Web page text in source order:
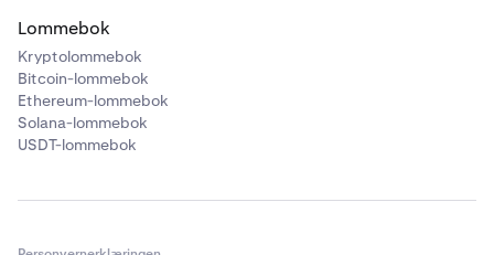
Lommebok
Kryptolommebok
Bitcoin-lommebok
Ethereum-lommebok
Solana-lommebok
USDT-lommebok